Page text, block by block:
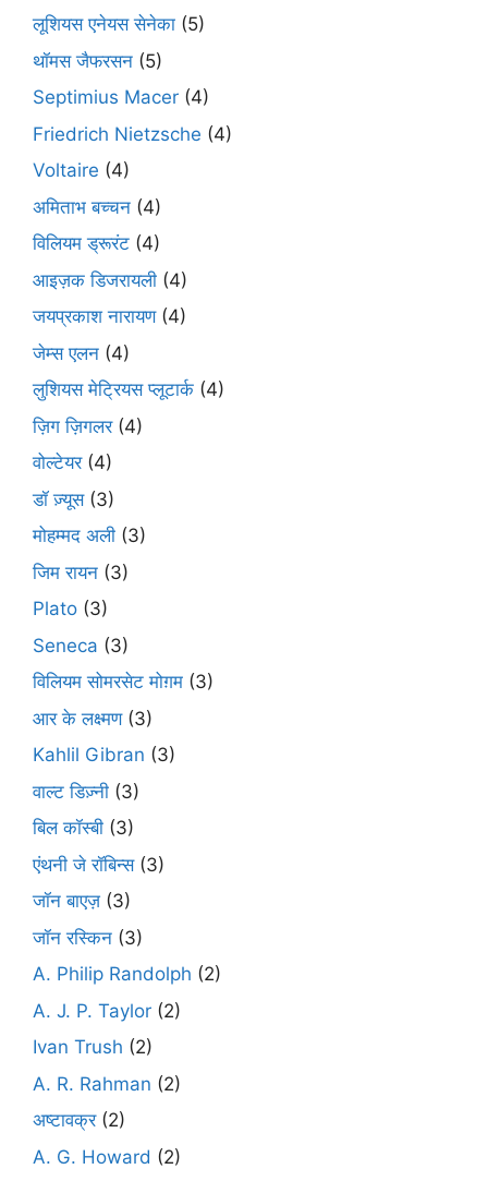
लूशियस एनेयस सेनेका (5)
थॉमस जैफरसन (5)
Septimius Macer (4)
Friedrich Nietzsche (4)
Voltaire (4)
अमिताभ बच्चन (4)
विलियम ड्रूरंट (4)
आइज़क डिजरायली (4)
जयप्रकाश नारायण(4)
जेम्स एलन (4)
लुशियस मेट्रियस प्लूटार्क (4)
ज़िग ज़िगलर(4)
वोल्टेयर(4)
डॉ ज़्यूस(3)
मोहम्मद अली (3)
जिम रायन (3)
Plato (3)
Seneca (3)
विलियम सोमरसेट मोग़म (3)
आर के लक्ष्मण(3)
Kahlil Gibran (3)
वाल्ट डिज़्नी (3)
बिल कॉस्बी (3)
एंथनी जे रॉबिन्स(3)
जॉन बाएज़ (3)
जॉन रस्किन (3)
A. Philip Randolph (2)
A. J. P. Taylor (2)
Ivan Trush (2)
A. R. Rahman (2)
अष्टावक्र(2)
A. G. Howard (2)